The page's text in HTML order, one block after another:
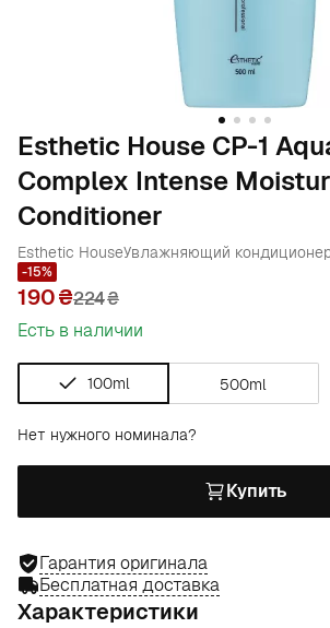
Esthetic House CP-1
Complex Intense
Conditioner
Esthetic HouseУвлажняющий
-15%
190 224₴
Есть в наличии
100ml 500ml
Нет нужного номинала?
Купить
Гарантия оригинала
Бесплатная доставка
Характеристики